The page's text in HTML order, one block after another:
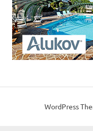
WordPress